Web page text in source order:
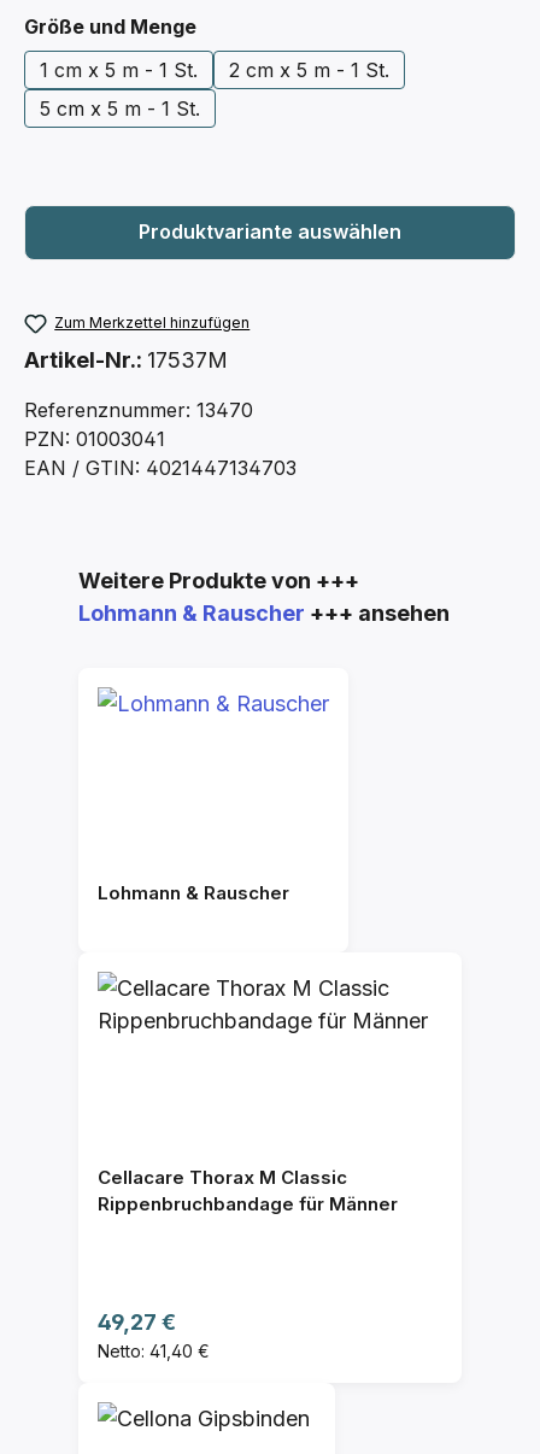
Größe und Mengeauswählen
1 cm x 5 m - 1 St.
2 cm x 5 m - 1 St.
5 cm x 5 m - 1 St.
Zum Merkzettel hinzufügen
Artikel-Nr.: 17537M
Referenznummer: 13470
PZN: 01003041
EAN / GTIN: 4021447134703
Produktgalerie überspringen
Weitere Produkte von +++
Lohmann & Rauscher +++ ansehen
Lohmann & Rauscher
Cellacare Thorax M Classic
Rippenbruchbandage für Männer
Regulärer Preis:
49,27 €
Netto: 41,40 €